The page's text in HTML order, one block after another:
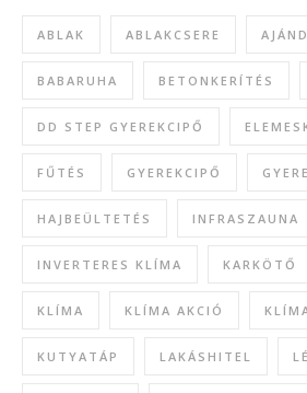
ABLAK ABLAKCSERE
BABARUHA BETONKERÍTÉS
DD STEP GYEREKCIPŐ
FŰTÉS GYEREKCIPŐ
HAJBEÜLTETÉS INFRASZAUNA
INVERTERES KLÍMA KARKÖTŐ
KLÍMA KLÍMA AKCIÓ
KUTYATÁP LAKÁSHITEL